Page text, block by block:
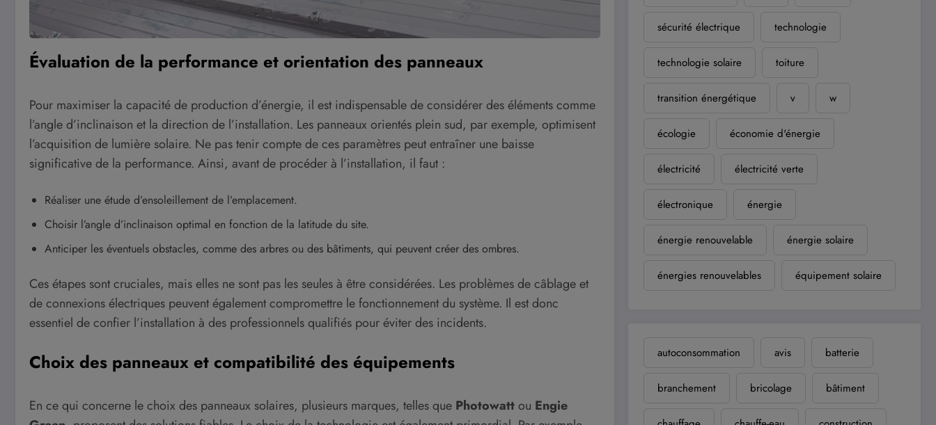
Évaluation de la performance et orientation des panneaux
Pour maximiser la capacité de production d’énergie, il est indispensable de considérer des éléments comme
l’angle d’inclinaison et la direction de l’installation. Les panneaux orientés plein sud, par exemple, optimisent
l’acquisition de lumière solaire. Ne pas tenir compte de ces paramètres peut entraîner une baisse
significative de la performance. Ainsi, avant de procéder à l’installation, il faut :
Réaliser une étude d’ensoleillement de l’emplacement.
Choisir l’angle d’inclinaison optimal en fonction de la latitude du site.
Anticiper les éventuels obstacles, comme des arbres ou des bâtiments, qui peuvent créer des ombres.
Ces étapes sont cruciales, mais elles ne sont pas les seules à être considérées. Les problèmes de câblage et
de connexions électriques peuvent également compromettre le fonctionnement du système. Il est donc
essentiel de confier l’installation à des professionnels qualifiés pour éviter des incidents.
Choix des panneaux et compatibilité des équipements
En ce qui concerne le choix des panneaux solaires, plusieurs marques, telles que Photowattou Engie
sécurité électrique technologie
technologie solaire toiture
transition énergétique v w
écologie économie d'énergie
électricité électricité verte
électronique énergie
énergie renouvelable énergie solaire
énergies renouvelables équipement solaire
autoconsommation avis batterie
branchement bricolage bâtiment